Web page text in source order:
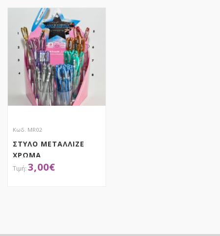
Κωδ. MR02
ΣΤΥΛΟ ΜΕΤΑΛΛΙΖΕ
ΧΡΩΜΑ
3,00€